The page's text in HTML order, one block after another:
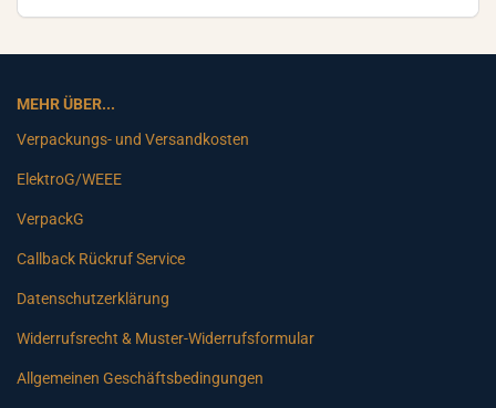
MEHR ÜBER...
Verpackungs- und Versandkosten
ElektroG/WEEE
VerpackG
Callback Rückruf Service
Datenschutzerklärung
Widerrufsrecht & Muster-Widerrufsformular
Allgemeinen Geschäftsbedingungen